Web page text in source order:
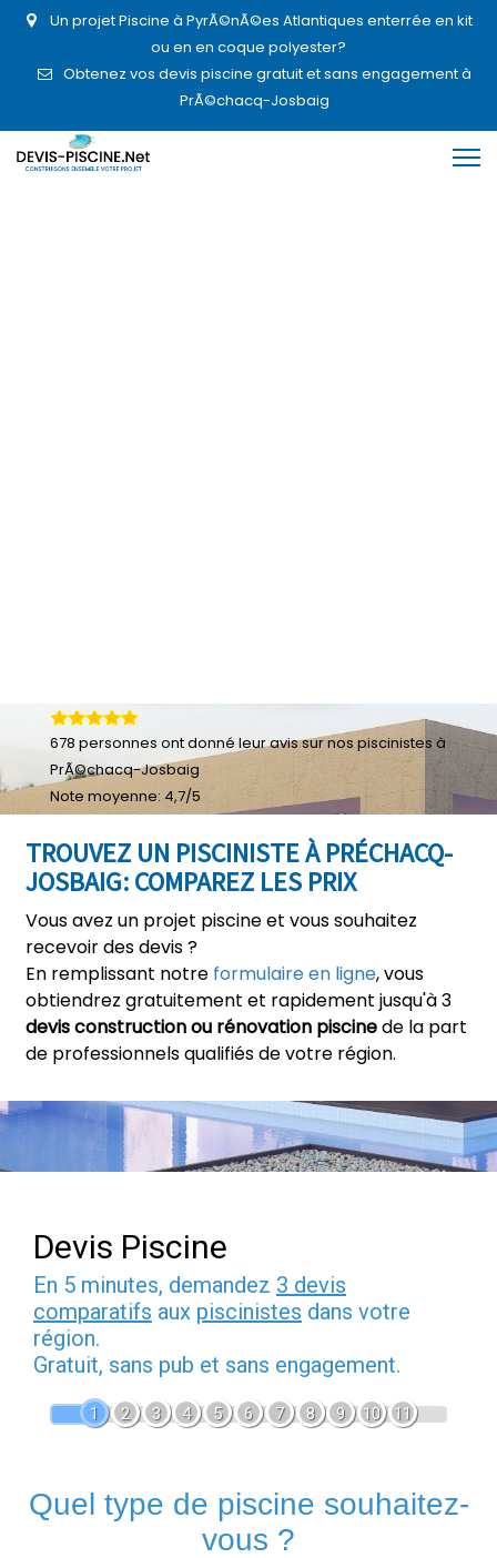
Un projet Piscine à PyrÃ©nÃ©es Atlantiques enterrée en kit
ou en en coque polyester?
Obtenez vos devis piscine gratuit et sans engagement à
PrÃ©chacq-Josbaig
TROUVEZ UN PISCINISTE À PRÉCHACQ-
JOSBAIG: COMPAREZ LES PRIX
Vous avez un projet piscine et vous souhaitez
recevoir des devis ?
En remplissant notre formulaire en ligne, vous
obtiendrez gratuitement et rapidement jusqu'à 3
devis construction ou rénovation piscinede la part
de professionnels qualifiés de votre région.
678 personnes ont donné leuravis sur nos piscinistes à
PrÃ©chacq-Josbaig
Note moyenne: 4,7/5
Devis Piscine
En 5 minutes, demandez 3 devis
comparatifs aux piscinistes dans votre
région.
Gratuit, sans pub et sans engagement.
1 2 3 4 5 6 7 8 9 10 11
Quel type de piscine souhaitez-
vous ?